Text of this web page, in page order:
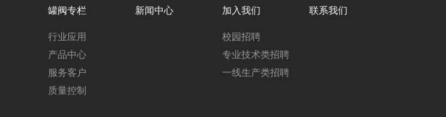
罐阀专栏
行业应用
产品中心
服务客户
质量控制
新闻中心 加入我们
校园招聘
专业技术类招聘
一线生产类招聘
联系我们